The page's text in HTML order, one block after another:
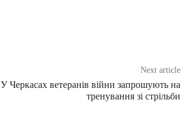
Next article
У Черкасах ветеранів війни запрошують на
тренування зі стрільби